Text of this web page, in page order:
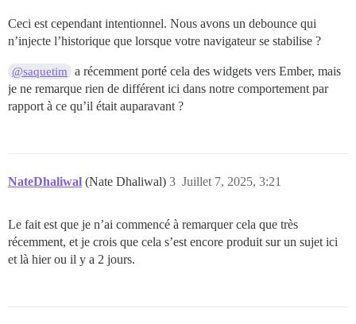
Ceci est cependant intentionnel. Nous avons un debounce qui
n’injecte l’historique que lorsque votre navigateur se stabilise ?
@saquetim
a récemment porté cela des widgets vers Ember, mais
je ne remarque rien de différent ici dans notre comportement par
rapport à ce qu’il était auparavant ?
NateDhaliwal (Nate Dhaliwal) Juillet 7, 2025, 3:21
3
Le fait est que je n’ai commencé à remarquer cela que très
récemment, et je crois que cela s’est encore produit sur un sujet ici
et là hier ou il y a 2 jours.